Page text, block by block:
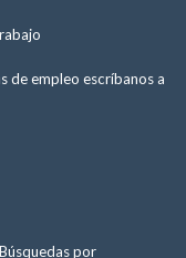
de empleo escríbanos a
Búsquedas por